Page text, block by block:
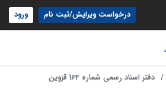
درخواست ویرایش/ثبت نام ورود
دفتر اسناد رسمی شماره 164 قزوین